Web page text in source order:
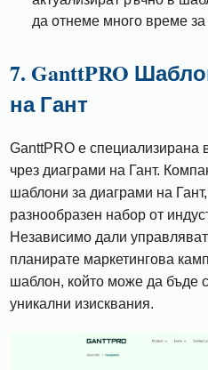
да отнеме много време
7. GanttPRO
на Гант
GanttPRO е специализирана
чрез диаграми на Гант.
шаблони за диаграми на
разнообразен набор от
Независимо дали
планирате маркетингова
шаблон, който може да бъде
уникални изисквания.